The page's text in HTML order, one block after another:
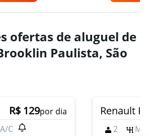
ofertas de aluguel de
Paulista, São
R$ 129por dia
A/C
Renault
2 M